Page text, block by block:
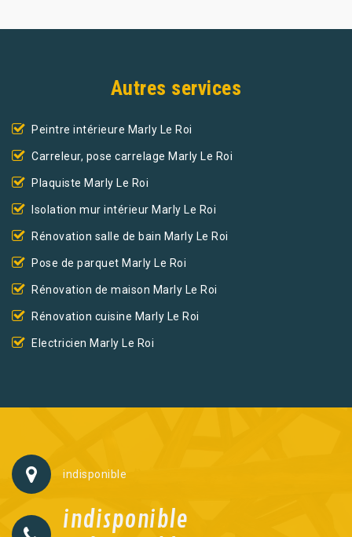
Autres services
Peintre intérieure Marly Le Roi
Carreleur, pose carrelage Marly Le Roi
Plaquiste Marly Le Roi
Isolation mur intérieur Marly Le Roi
Rénovation salle de bain Marly Le Roi
Pose de parquet Marly Le Roi
Rénovation de maison Marly Le Roi
Rénovation cuisine Marly Le Roi
Electricien Marly Le Roi
indisponible
indisponible